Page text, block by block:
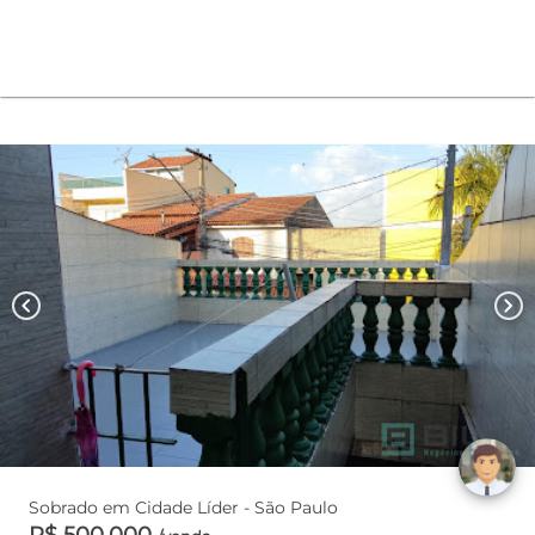
chevron_left chevron_right
Sobrado em Cidade Líder - São Paulo